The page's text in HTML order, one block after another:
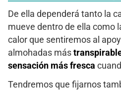
De ella dependerá tanto la
mueve dentro de ella como
calor que sentiremos al
almohadas más
sensación más fresca
Tendremos que fijarnos